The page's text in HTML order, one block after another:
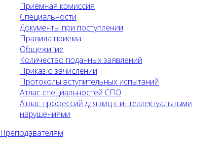
Приёмная комиссия
Специальности
Документы при поступлении
Правила приема
Общежитие
Количество поданных заявлений
Приказ о зачислении
Протоколы вступительных испытаний
Атлас специальностей СПО
Атлас профессий для лиц с интеллектуальными
нарушениями
Преподавателям